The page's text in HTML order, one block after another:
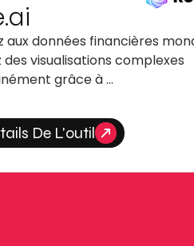
aux données financières
visualisations complexes
grâce à …
De L'outil